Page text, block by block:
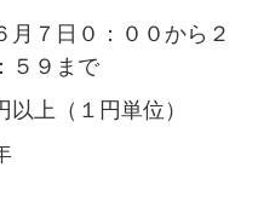
月７日０：００から２
５９まで
上（１円単位）